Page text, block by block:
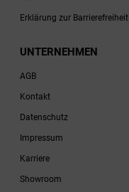
Erklärung zur Barrierefreiheit
UNTERNEHMEN
AGB
Kontakt
Datenschutz
Impressum
Karriere
Showroom